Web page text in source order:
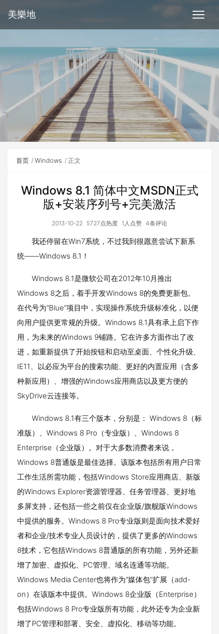
美樂地
首页 Windows 正文
Windows 8.1 简体中文MSDN正式
版+安装序列号+完美激活
2013-10-22 5727点热度 1人点赞 4条评论
我还停留在Win7系统，不过我到很愿意尝试下新系
统——Windows 8.1！
Windows 8.1是微软公司在2012年10月推出
Windows 8之后，着手开发Windows 8的免费更新包。
在代号为“Blue”项目中，实现操作系统升级标准化，以便
向用户提供更常规的升级。Windows 8.1具有承上启下作
用，为未来的Windows 9铺路。它在许多方面作出了改
进，如重新提供了开始按钮和启动至桌面、个性化升级、
IE11、以必应为平台的搜索功能、更好的内置应用（含多
种新应用）、增强的Windows应用商店以及更方便的
SkyDrive云连接等。
Windows 8.1有三个版本，分别是： Windows 8（标
准版）、Windows 8 Pro（专业版）、Windows 8
Enterprise（企业版）。对于大多数消费者来说，
Windows 8普通版是最佳选择。该版本包括所有用户日常
工作生活所需功能，包括Windows Store应用商店、新版
的Windows Explorer资源管理器、任务管理器、更好地
多屏支持，还包括一些之前仅在企业版/旗舰版Windows
中提供的服务。Windows 8 Pro专业版则是面向技术爱好
者和企业/技术专业人员设计的，提供了更多的Windows
8技术，它包括Windows 8普通版的所有功能，另外还新
增了加密、虚拟化、PC管理、域名连通等功能。
Windows Media Center也将作为“媒体包”扩展（add-
on）在该版本中提供。Windows 8企业版（Enterprise）
包括Windows 8 Pro专业版所有功能，此外还专为企业新
增了PC管理和部署、安全、虚拟化、移动等功能。